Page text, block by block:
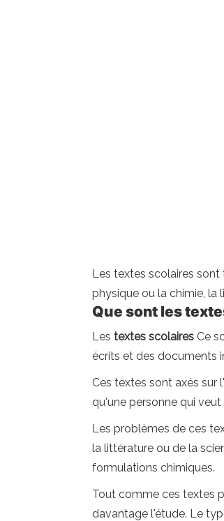
Les textes scolaires
physique ou la chimie, la
Que sont les
Les textes scolaires Ce
écrits et des documents
Ces textes sont axés sur
qu'une personne qui
Les problèmes de ces
la littérature ou de la
formulations chimiques.
Tout comme ces textes
davantage l'étude. Le